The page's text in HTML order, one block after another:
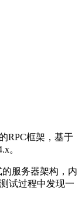
RPC框架，基于
。
服务器架构，内
试过程中发现一